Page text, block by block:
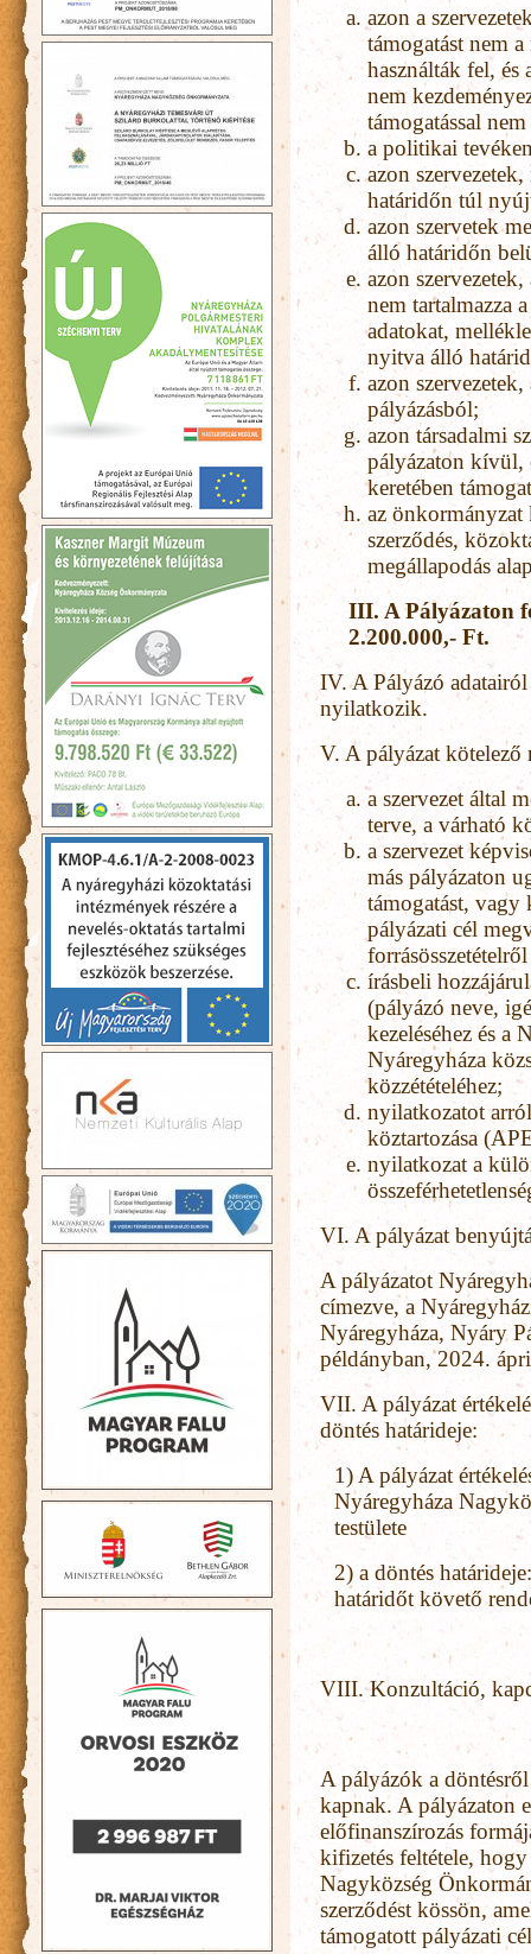
azon a
támogatást nem
használták fel, és
nem
támogatással
a politikai
azon
határidőn túl
azon szervetek
álló határidőn
azon
nem tartalmazza
adatokat,
nyitva álló
azon
pályázásból;
azon társadalmi
pályázaton kívül,
keretében
az önkormányzat
szerződés,
megállapodás
III. A Pályázaton
2.200.000,- Ft.
IV. A Pályázó
nyilatkozik.
V. A pályázat kötelező
a szervezet által
terve, a várható
a szervezet
más pályázaton
támogatást, vagy
pályázati cél
írásbeli
(pályázó neve,
kezeléséhez és a
Nyáregyháza
közzétételéhez;
nyilatkozatot
köztartozása
nyilatkozat a
VI. A pályázat
A pályázatot
címezve, a
Nyáregyháza, Nyáry
példányban, 2024.
VII. A pályázat
döntés határideje:
1) A pályázat
Nyáregyháza
testülete
2) a döntés
határidőt követő
VIII. Konzultáció,
A pályázók a
kapnak. A pályázaton
előfinanszírozás
kifizetés feltétele,
Nagyközség
szerződést kössön,
támogatott pályázati